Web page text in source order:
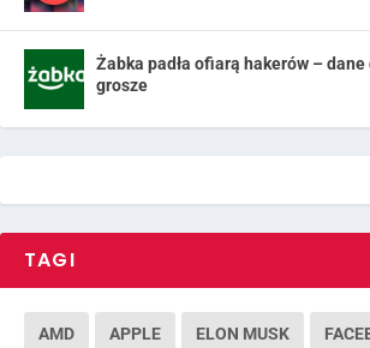
Żabka padła ofiarą hakerów –
grosze
TAGI
AMD APPLE ELON MUSK